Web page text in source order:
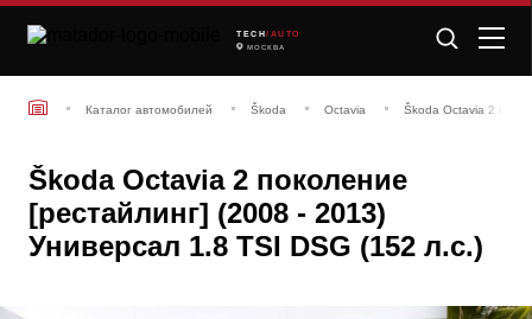
TECH /AUTO
МОСКВА
Каталог автомобилей Škoda Octavia Škoda Octavia 2
Škoda Octavia 2 поколение
[рестайлинг] (2008 - 2013)
Универсал 1.8 TSI DSG (152 л.с.)